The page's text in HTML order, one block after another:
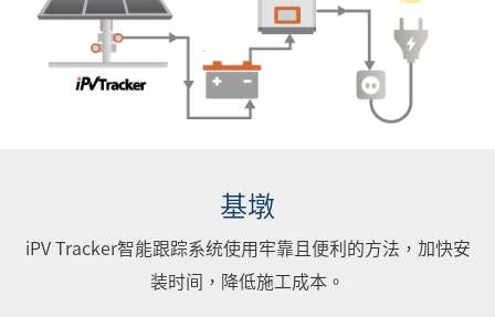
基墩
iPV Tracker智能跟踪系统使用牢靠且便利的方法，加快安
装时间，降低施工成本。